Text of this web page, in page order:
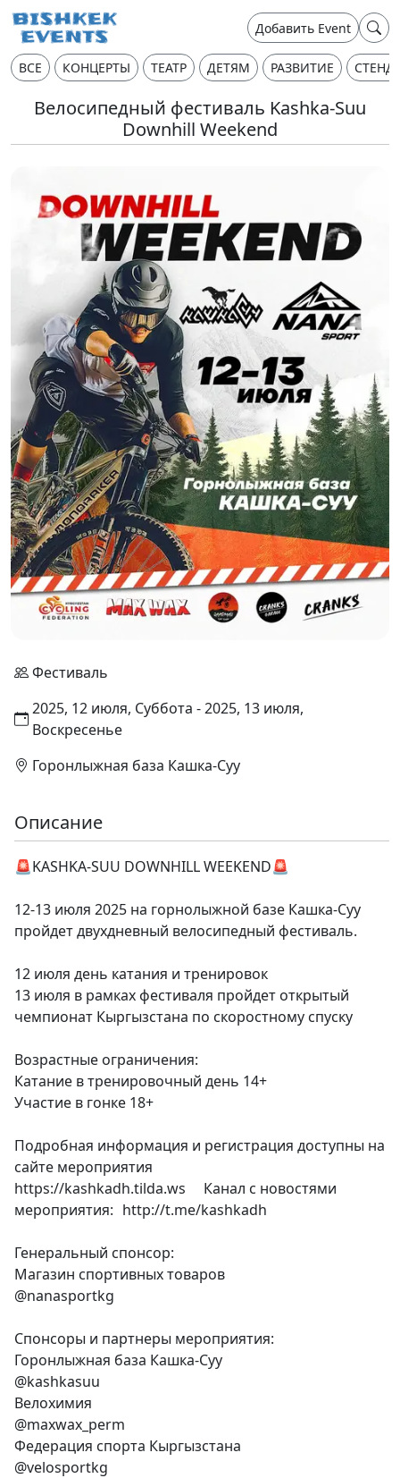
Добавить Event
ВСЕ КОНЦЕРТЫ ТЕАТР ДЕТЯМ РАЗВИТИЕ
Велосипедный фестиваль Kashka-Suu
Downhill Weekend
Фестиваль
2025, 12 июля, Суббота - 2025, 13 июля,
Воскресенье
Горонлыжная база Кашка-Суу
Описание
🚨KASHKA-SUU DOWNHILL WEEKEND🚨
12-13 июля 2025 на горнолыжной базе Кашка-Суу
пройдет двухдневный велосипедный фестиваль.
12 июля день катания и тренировок
13 июля в рамках фестиваля пройдет открытый
чемпионат Кыргызстана по скоростному спуску
Возрастные ограничения:
Катание в тренировочный день 14+
Участие в гонке 18+
Подробная информация и регистрация доступны на
сайте мероприятия
https://kashkadh.tilda.ws Канал с новостями
мероприятия: http://t.me/kashkadh
Генеральный спонсор:
Магазин спортивных товаров
@nanasportkg
Спонсоры и партнеры мероприятия:
Горонлыжная база Кашка-Суу
@kashkasuu
Велохимия
@maxwax_perm
Федерация спорта Кыргызстана
@velosportkg